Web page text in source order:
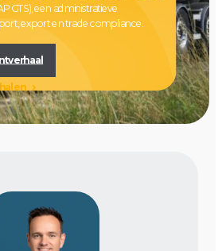
GTS), een administratieve
export en trade compliance.